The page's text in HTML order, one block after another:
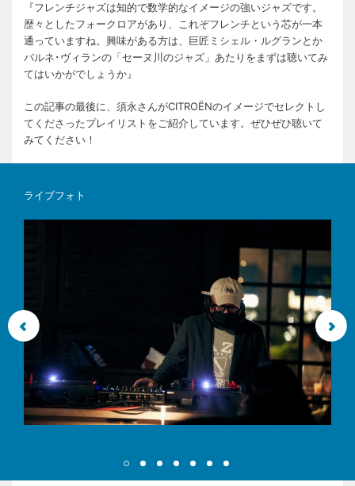
『フレンチジャズは知的で数学的なイメージの強いジャズです。
歴々としたフォークロアがあり、これぞフレンチという芯が一本
通っていますね。興味がある方は、巨匠ミシェル・ルグランとか
バルネ･ヴィランの「セーヌ川のジャズ」あたりをまずは聴いてみ
てはいかがでしょうか』
この記事の最後に、須永さんがCITROËNのイメージでセレクトし
てくださったプレイリストをご紹介しています。ぜひぜひ聴いて
みてください！
ライブフォト